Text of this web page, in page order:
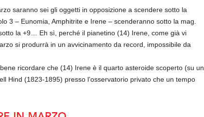
saranno sei gli oggetti in opposizione a scendere sotto la
3 – Eunomia, Amphitrite e Irene – scenderanno sotto la mag.
la +9… Eh sì, perché il pianetino (14) Irene, come già vi
si produrrà in un avvicinamento da record, impossibile da
ricordare che (14) Irene è il quarto asteroide scoperto (su un
Hind (1823-1895) presso l’osservatorio privato che un tempo